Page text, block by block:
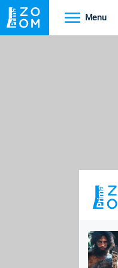
Menu